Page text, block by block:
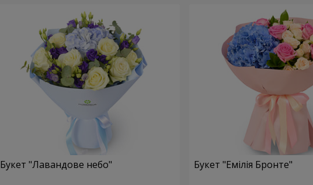
Букет "Лавандове небо" Букет "Емілія Бронте"